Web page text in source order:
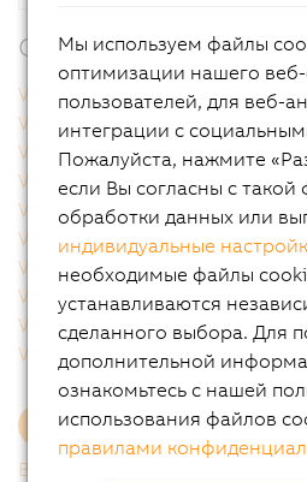
Связанные продукты
VAC0YC020
VCA0Y01.0005
VCA0Y01.0020
VCA0Y01.0100
VCA0Y01.0200
VCA0Y11.0010
VCA0Y11.0050
VCA0Y11.0150
VCA1L01.0050
VCA1L01.0200
Еще
Вернутся к списку
Мы используем файлы
оптимизации нашего веб-
пользователей, для веб-
интеграции с
Пожалуйста, нажмите
если Вы согласны с
обработки данных или
индивидуальные
необходимые файлы
устанавливаются
сделанного выбора. Для
дополнительной
ознакомьтесь с нашей
использования файлов
правилами